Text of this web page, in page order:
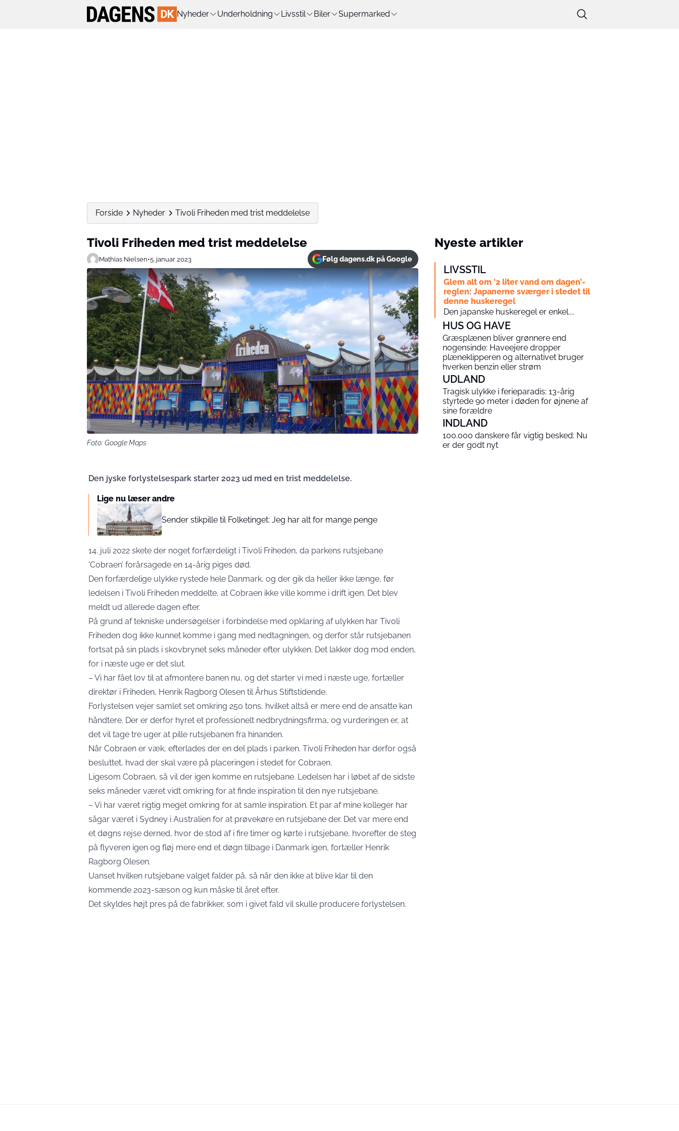
Nyheder Underholdning Livsstil Biler Supermarked
Forside Nyheder Tivoli Friheden med trist meddelelse
Tivoli Friheden med trist meddelelse
Mathias Nielsen•5. januar 2023 Følg dagens.dk på Google
Foto: Google Maps
Den jyske forlystelsespark starter 2023 ud med en trist meddelelse.
Lige nu læser andre
Sender stikpille til Folketinget: Jeg har alt for mange penge
14. juli 2022 skete der noget forfærdeligt i Tivoli Friheden, da parkens rutsjebane
‘Cobraen’ forårsagede en 14-årig piges død.
Den forfærdelige ulykke rystede hele Danmark, og der gik da heller ikke længe, før
ledelsen i Tivoli Friheden meddelte, at Cobraen ikke ville komme i drift igen. Det blev
meldt ud allerede dagen efter.
På grund af tekniske undersøgelser i forbindelse med opklaring af ulykken har Tivoli
Friheden dog ikke kunnet komme i gang med nedtagningen, og derfor står rutsjebanen
fortsat på sin plads i skovbrynet seks måneder efter ulykken. Det lakker dog mod enden,
for i næste uge er det slut.
– Vi har fået lov til at afmontere banen nu, og det starter vi med i næste uge, fortæller
direktør i Friheden, Henrik Ragborg Olesen tilÅrhus Stiftstidende.
Forlystelsen vejer samlet set omkring 250 tons, hvilket altså er mere end de ansatte kan
håndtere. Der er derfor hyret et professionelt nedbrydningsfirma, og vurderingen er, at
det vil tage tre uger at pille rutsjebanen fra hinanden.
Når Cobraen er væk, efterlades der en del plads i parken. Tivoli Friheden har derfor også
besluttet, hvad der skal være på placeringen i stedet for Cobraen.
Ligesom Cobraen, så vil der igen komme en rutsjebane. Ledelsen har i løbet af de sidste
seks måneder været vidt omkring for at finde inspiration til den nye rutsjebane.
– Vi har været rigtig meget omkring for at samle inspiration. Et par af mine kolleger har
sågar været i Sydney i Australien for at prøvekøre en rutsjebane der. Det var mere end
et døgns rejse derned, hvor de stod af i fire timer og kørte i rutsjebane, hvorefter de steg
på flyveren igen og fløj mere end et døgn tilbage i Danmark igen, fortæller Henrik
Ragborg Olesen.
Uanset hvilken rutsjebane valget falder på, så når den ikke at blive klar til den
kommende 2023-sæson og kun måske til året efter.
Det skyldes højt pres på de fabrikker, som i givet fald vil skulle producere forlystelsen.
Nyeste artikler
LIVSSTIL
Glem alt om ‘2 liter vand om dagen’-
reglen: Japanerne sværger i stedet til
denne huskeregel
Den japanske huskeregel er enkel....
HUS OG HAVE
Græsplænen bliver grønnere end
nogensinde: Haveejere dropper
plæneklipperen og alternativet bruger
hverken benzin eller strøm
UDLAND
Tragisk ulykke i ferieparadis: 13-årig
styrtede 90 meter i døden for øjnene af
sine forældre
INDLAND
100.000 danskere får vigtig besked: Nu
er der godt nyt